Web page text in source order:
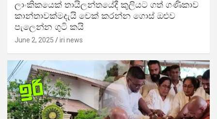
ලාංකිකයෙක් තායිලන්තයේදී කුලියට ගත් ගණිකාව
කාන්තාවක්මදැයි චෙක් කරන්න ගොස් ඔළුව
පැලෙන්න ගුටි කයි
June 2, 2025 iri news